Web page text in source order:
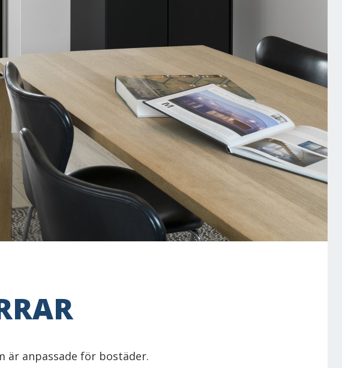
är anpassade för bostäder.